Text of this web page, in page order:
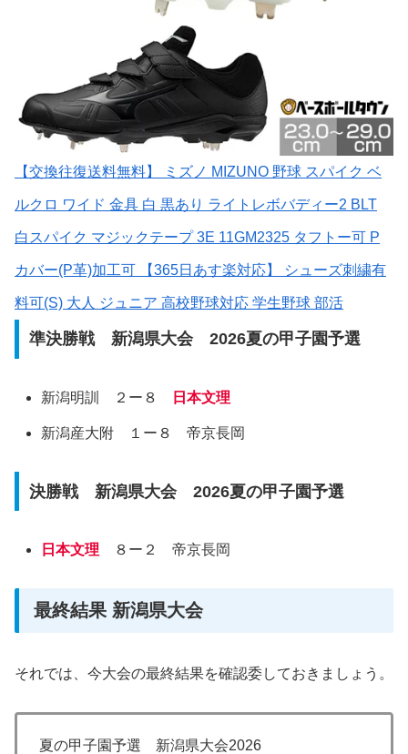
【交換往復送料無料】 ミズノ MIZUNO 野球 スパイク ベ
ルクロ ワイド 金具 白 黒あり ライトレボバディー2 BLT
白スパイク マジックテープ 3E 11GM2325 タフトー可 P
カバー(P革)加工可 【365日あす楽対応】 シューズ刺繍有
料可(S) 大人 ジュニア 高校野球対応 学生野球 部活
準決勝戦 新潟県大会 2026夏の甲子園予選
新潟明訓 ２ー８ 日本文理
新潟産大附 １ー８ 帝京長岡
決勝戦 新潟県大会 2026夏の甲子園予選
日本文理 ８ー２ 帝京長岡
最終結果 新潟県大会
それでは、今大会の最終結果を確認委しておきましょう。
夏の甲子園予選 新潟県大会2026